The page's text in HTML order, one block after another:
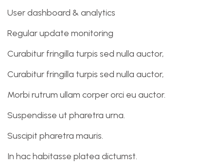
User dashboard & analytics
Regular update monitoring
Curabitur fringilla turpis sed nulla auctor,
Curabitur fringilla turpis sed nulla auctor,
Morbi rutrum ullam corper orci eu auctor.
Suspendisse ut pharetra urna.
Suscipit pharetra mauris.
In hac habitasse platea dictumst.